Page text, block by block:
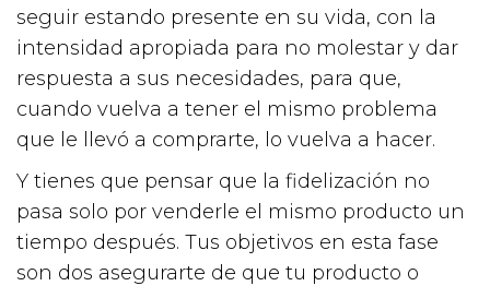
seguir estando presente en su vida, con la
intensidad apropiada para no molestar y dar
respuesta a sus necesidades, para que,
cuando vuelva a tener el mismo problema
que le llevó a comprarte, lo vuelva a hacer.
Y tienes que pensar que la fidelización no
pasa solo por venderle el mismo producto un
tiempo después. Tus objetivos en esta fase
son dos asegurarte de que tu producto o